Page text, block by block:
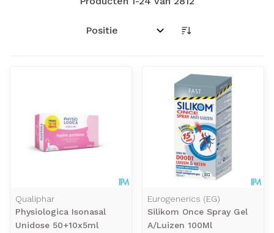
Sorteer op:
Qualiphar
Physiologica Isonasal
Unidose 50+10x5ml
Eurogenerics (EG)
Silikom Once Spray Gel
A/Luizen 100Ml